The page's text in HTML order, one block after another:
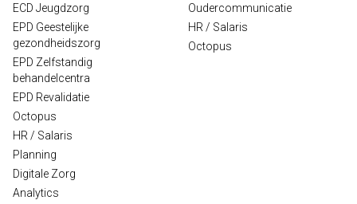
ECD Jeugdzorg
EPD Geestelijke
gezondheidszorg
EPD Zelfstandig
behandelcentra
EPD Revalidatie
Octopus
HR / Salaris
Planning
Digitale Zorg
Analytics
Oudercommunicatie
HR / Salaris
Octopus